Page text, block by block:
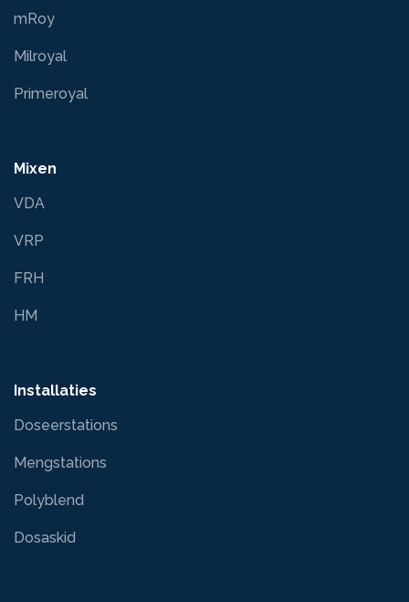
mRoy
Milroyal
Primeroyal
Mixen
VDA
VRP
FRH
HM
Installaties
Doseerstations
Mengstations
Polyblend
Dosaskid